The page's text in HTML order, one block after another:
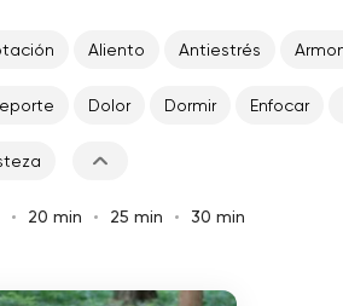
Aliento Antiestrés
Dolor Dormir Enfocar
20 min 25 min 30 min